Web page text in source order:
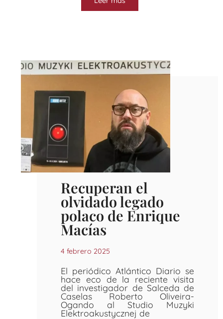
Recuperan el
olvidado legado
polaco de Enrique
Macías
4 febrero 2025
El periódico Atlántico Diario se
hace eco de la reciente visita
del investigador de Salceda de
Caselas Roberto Oliveira-
Ogando al Studio Muzyki
Elektroakustycznej de